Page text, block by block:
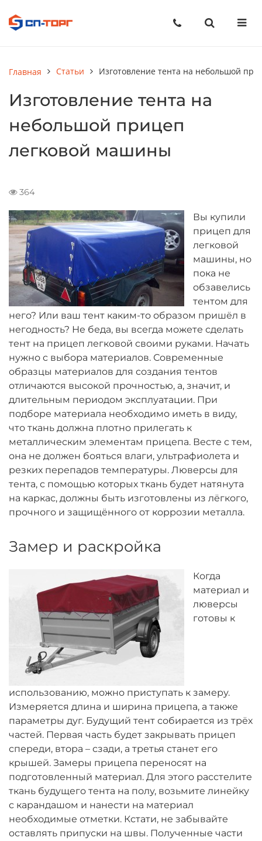
Главная Статьи Изготовление тента на небольшой
Изготовление тента на
небольшой прицеп
легковой машины
364
Вы купили
прицеп для
легковой
машины, но
пока не
обзавелись
тентом для
него? Или ваш тент каким-то образом пришёл в
негодность? Не беда, вы всегда можете сделать
тент на прицеп легковой своими руками. Начать
нужно с выбора материалов. Современные
образцы материалов для создания тентов
отличаются высокой прочностью, а, значит, и
длительным периодом эксплуатации. При
подборе материала необходимо иметь в виду,
что ткань должна плотно прилегать к
металлическим элементам прицепа. Весте с тем,
она не должен бояться влаги, ультрафиолета и
резких перепадов температуры. Люверсы для
тента, с помощью которых ткань будет натянута
на каркас, должны быть изготовлены из лёгкого,
прочного и защищённого от коррозии металла.
Замер и раскройка
Когда
материал и
люверсы
готовы к
использованию, можно приступать к замеру.
Измеряется длина и ширина прицепа, а также
параметры дуг. Будущий тент собирается из трёх
частей. Первая часть будет закрывать прицеп
спереди, втора – сзади, а третья станет его
крышей. Замеры прицепа переносят на
подготовленный материал. Для этого расстелите
ткань будущего тента на полу, возьмите линейку
с карандашом и нанести на материал
необходимые отметки. Кстати, не забывайте
оставлять припуски на швы. Полученные части